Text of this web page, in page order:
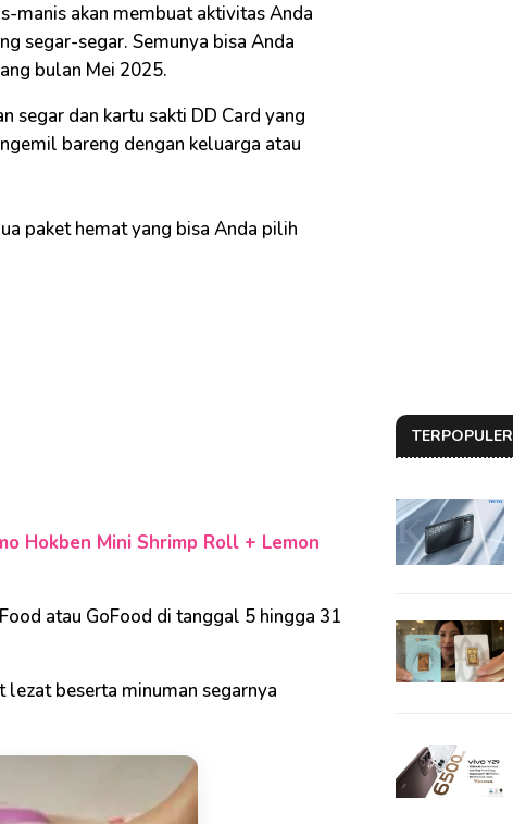
manis akan membuat aktivitas Anda
segar-segar. Semunya bisa Anda
bulan Mei 2025.
segar dan kartu sakti DD Card yang
bareng dengan keluarga atau
paket hemat yang bisa Anda pilih
Hokben Mini Shrimp Roll + Lemon
atau GoFood di tanggal 5 hingga 31
lezat beserta minuman segarnya
TERPOPULER